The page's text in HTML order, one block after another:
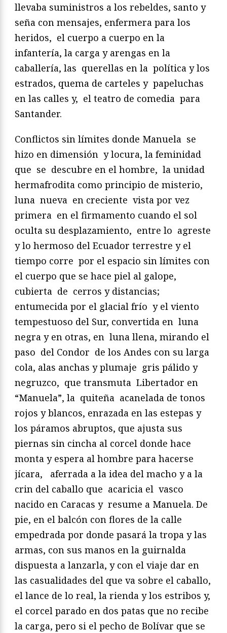
llevaba suministros a los rebeldes, santo y
seña con mensajes, enfermera para los
heridos, el cuerpo a cuerpo en la
infantería, la carga y arengas en la
caballería, las querellas en la política y los
estrados, quema de carteles y papeluchas
en las calles y, el teatro de comedia para
Santander.
Conflictos sin límites donde Manuela se
hizo en dimensión y locura, la feminidad
que se descubre en el hombre, la unidad
hermafrodita como principio de misterio,
luna nueva en creciente vista por vez
primera en el firmamento cuando el sol
oculta su desplazamiento, entre lo agreste
y lo hermoso del Ecuador terrestre y el
tiempo corre por el espacio sin límites con
el cuerpo que se hace piel al galope,
cubierta de cerros y distancias;
entumecida por el glacial frío y el viento
tempestuoso del Sur, convertida en luna
negra y en otras, en luna llena, mirando el
paso del Condor de los Andes con su larga
cola, alas anchas y plumaje gris pálido y
negruzco, que transmuta Libertador en
“Manuela”, la quiteña acanelada de tonos
rojos y blancos, enrazada en las estepas y
los páramos abruptos, que ajusta sus
piernas sin cincha al corcel donde hace
monta y espera al hombre para hacerse
jícara, aferrada a la idea del macho y a la
crin del caballo que acaricia el vasco
nacido en Caracas y resume a Manuela. De
pie, en el balcón con flores de la calle
empedrada por donde pasará la tropa y las
armas, con sus manos en la guirnalda
dispuesta a lanzarla, y con el viaje dar en
las casualidades del que va sobre el caballo,
el lance de lo real, la rienda y los estribos y,
el corcel parado en dos patas que no recibe
la carga, pero si el pecho de Bolívar que se